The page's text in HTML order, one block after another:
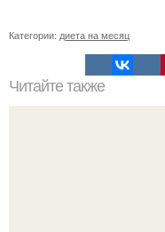
Категории: диета на месяц
Читайте также